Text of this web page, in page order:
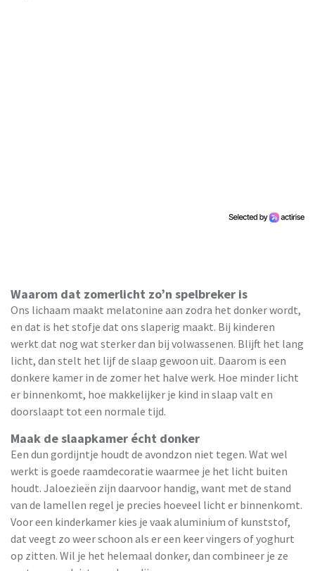
Waarom dat zomerlicht zo’n spelbreker is
Ons lichaam maakt melatonine aan zodra het donker wordt,
en dat is het stofje dat ons slaperig maakt. Bij kinderen
werkt dat nog wat sterker dan bij volwassenen. Blijft het lang
licht, dan stelt het lijf de slaap gewoon uit. Daarom is een
donkere kamer in de zomer het halve werk. Hoe minder licht
er binnenkomt, hoe makkelijker je kind in slaap valt en
doorslaapt tot een normale tijd.
Maak de slaapkamer écht donker
Een dun gordijntje houdt de avondzon niet tegen. Wat wel
werkt is goede raamdecoratie waarmee je het licht buiten
houdt. Jaloezieën zijn daarvoor handig, want met de stand
van de lamellen regel je precies hoeveel licht er binnenkomt.
Voor een kinderkamer kies je vaak aluminium of kunststof,
dat veegt zo weer schoon als er een keer vingers of yoghurt
op zitten. Wil je het helemaal donker, dan combineer je ze